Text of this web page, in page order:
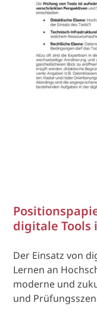
digitale Tools
Der Einsatz von
Lernen an
moderne und
und